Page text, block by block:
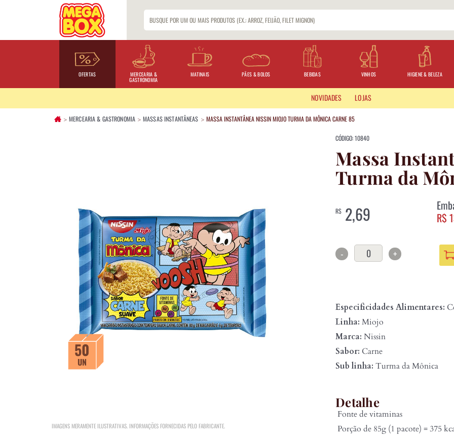
OFERTAS MERCEARIA &
GASTRONOMIA
MATINAIS PÃES & BOLOS BEBIDAS VINHOS HIGIENE & BELEZA
NOVIDADES LOJAS
> MERCEARIA & GASTRONOMIA > MASSAS INSTANTÂNEAS > MASSA INSTANTÂNEA NISSIN MIOJO TURMA DA MÔNICA CARNE 85
50
UN
IMAGENS MERAMENTE ILUSTRATIVAS. INFORMAÇÕES FORNECIDAS PELO FABRICANTE.
CÓDIGO: 10840
Massa
Turma da
R$ 2,69
R$
- +
Especificidades Alimentares:
Linha: Miojo
Marca: Nissin
Sabor: Carne
Sub linha: Turma da Mônica
Detalhe
Fonte de vitaminas
Porção de 85g (1 pacote) = 375